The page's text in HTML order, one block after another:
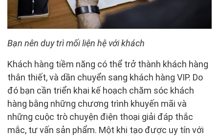
Bạn nên duy trì mối liện hệ với khách
Khách hàng tiềm năng có thể trở thành khách hàng
thân thiết, và dần chuyển sang khách hàng VIP. Do
đó bạn cần triển khai kế hoạch chăm sóc khách
hàng bằng những chương trình khuyến mãi và
những cuộc trò chuyện điện thoại giải đáp thắc
mắc, tư vấn sản phẩm. Một khi tạo được uy tín với